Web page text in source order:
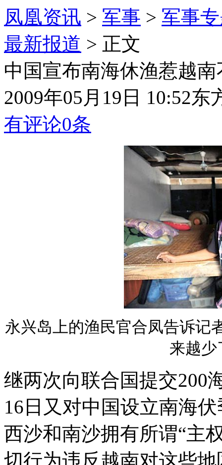
凤凰资讯 > 军事 > 军事
最新报道 > 正文
中国宣布南海休渔惹越
2009年05月19日 10:52东
有评论0条
永兴岛上的渔民官合凤告诉记
来越少
继两次向联合国提交200
16日又对中国设立南海
西沙和南沙拥有所谓“主
切行为违反越南对这些